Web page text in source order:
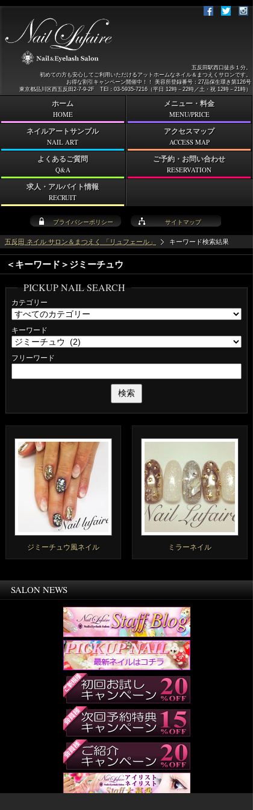
五反田 ネイル サロン＆まつえく 「リュフェール」 キーワード検索結果
＜キーワード＞ジミーチュウ
PICKUP NAIL SEARCH
カテゴリー
キーワード
フリーワード
ジミーチュウ風ネイル ミラーネイル
SALON NEWS
プライバシーポリシー サイトマップ
五反田駅西口徒歩１分。
初めての方も安心してご利用いただけるアットホームなネイル＆まつえくサロンです。
お得な割引キャンペーン開催中！！ 美容所登録番号：27品保生環き第126号
東京都品川区西五反田2-7-9-2F TEl：03-5935-7216（平日 12時－22時／土・祝 12時－21時）
ホーム
HOME
メニュー・料金
MENU/PRICE
ネイルアートサンプル
NAIL ART
アクセスマップ
ACCESS MAP
よくあるご質問
Q&A
ご予約・お問い合わせ
RESERVATION
求人・アルバイト情報
RECRUIT